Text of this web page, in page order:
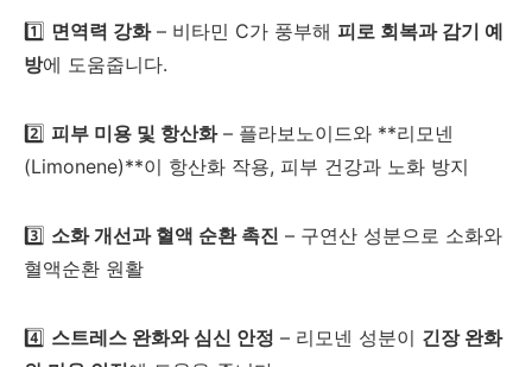
1️⃣ 면역력 강화– 비타민 C가 풍부해 피로 회복과 감기 예
방에 도움줍니다.
2️⃣ 피부 미용 및 항산화– 플라보노이드와 **리모넨
(Limonene)**이 항산화 작용, 피부 건강과 노화 방지
3️⃣ 소화 개선과 혈액 순환 촉진 – 구연산 성분으로 소화와
혈액순환 원활
4️⃣ 스트레스 완화와 심신 안정 – 리모넨 성분이 긴장 완화